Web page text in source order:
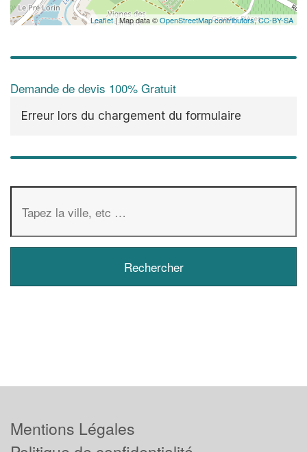
Leaflet| Map data ©OpenStreetMap contributors,CC-BY-SA
Demande de devis 100% Gratuit
Erreur lors du chargement du formulaire
Mentions Légales